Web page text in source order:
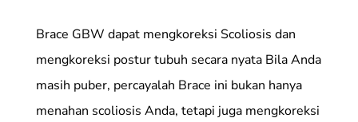
Brace GBW dapat mengkoreksi Scoliosis dan
mengkoreksi postur tubuh secara nyata Bila Anda
masih puber, percayalah Brace ini bukan hanya
menahan scoliosis Anda, tetapi juga mengkoreksi